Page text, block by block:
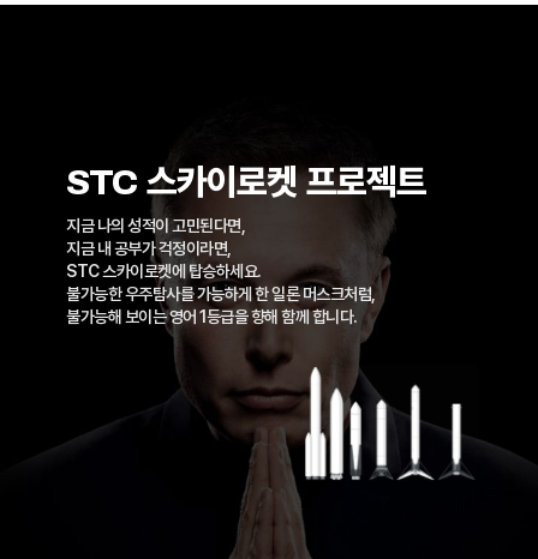
STC 스카이로켓 프로젝트
지금 나의 성적이 고민된다면,
지금 내 공부가 걱정이라면,
STC 스카이로켓에 탑승하세요.
불가능한 우주탐사를 가능하게 한 일론 머스크처럼,
불가능해 보이는 영어 1등급을 향해 함께 합니다.